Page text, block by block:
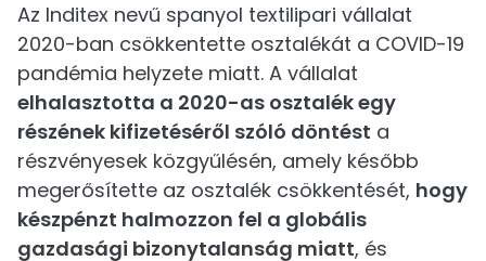
Az Inditex nevű spanyol textilipari vállalat
2020-ban csökkentette osztalékát a COVID-19
pandémia helyzete miatt. A vállalat
elhalasztotta a 2020-as osztalék egy
részének kifizetéséről szóló döntést a
részvényesek közgyűlésén, amely később
megerősítette az osztalék csökkentését, hogy
készpénzt halmozzon fel a globális
gazdasági bizonytalanság miatt, és